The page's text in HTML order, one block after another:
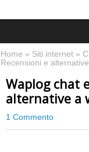
Home » Siti internet »
Recensioni e
Waplog chat
alternative a
1 Commento